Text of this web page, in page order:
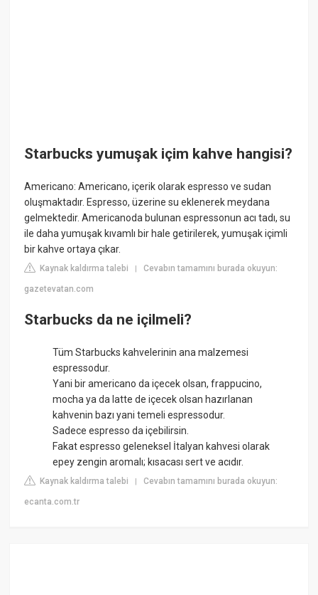
Starbucks yumuşak içim kahve hangisi?
Americano: Americano, içerik olarak espresso ve sudan
oluşmaktadır. Espresso, üzerine su eklenerek meydana
gelmektedir. Americanoda bulunan espressonun acı tadı, su
ile daha yumuşak kıvamlı bir hale getirilerek, yumuşak içimli
bir kahve ortaya çıkar.
Kaynak kaldırma talebi |Cevabın tamamını burada okuyun:
gazetevatan.com
Starbucks da ne içilmeli?
Tüm Starbucks kahvelerinin ana malzemesi
espressodur.
Yani bir americano da içecek olsan, frappucino,
mocha ya da latte de içecek olsan hazırlanan
kahvenin bazı yani temeli espressodur.
Sadece espresso da içebilirsin.
Fakat espresso geleneksel İtalyan kahvesi olarak
epey zengin aromalı; kısacası sert ve acıdır.
Kaynak kaldırma talebi |Cevabın tamamını burada okuyun:
ecanta.com.tr